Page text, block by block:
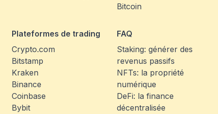
Bitcoin
Plateformes de trading
Crypto.com
Bitstamp
Kraken
Binance
Coinbase
Bybit
FAQ
Staking: générer des
revenus passifs
NFTs: la propriété
numérique
DeFi: la finance
décentralisée